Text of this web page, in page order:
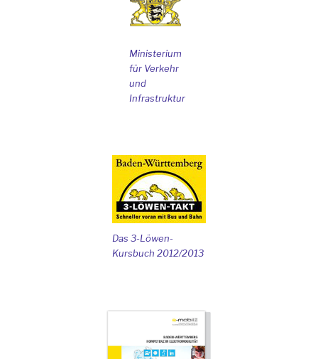
Ministerium
für Verkehr
und
Infrastruktur
Das 3-Löwen-
Kursbuch 2012/2013